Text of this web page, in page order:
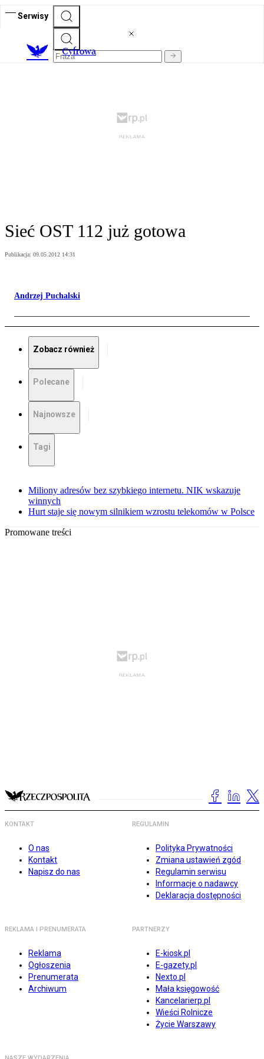
Serwisy
Cyfrowa
Sieć OST 112 już gotowa
Publikacja: 09.05.2012 14:31
Andrzej Puchalski
Zobacz również
Polecane
Najnowsze
Tagi
Miliony adresów bez szybkiego internetu. NIK wskazuje
winnych
Hurt staje się nowym silnikiem wzrostu telekomów w Polsce
Promowane treści
KONTAKT
O nas
Kontakt
Napisz do nas
REGULAMIN
Polityka Prywatności
Zmiana ustawień zgód
Regulamin serwisu
Informacje o nadawcy
Deklaracja dostępności
REKLAMA I PRENUMERATA
Reklama
Ogłoszenia
Prenumerata
Archiwum
PARTNERZY
E-kiosk.pl
E-gazety.pl
Nexto.pl
Mała księgowość
Kancelarierp.pl
Wieści Rolnicze
Życie Warszawy